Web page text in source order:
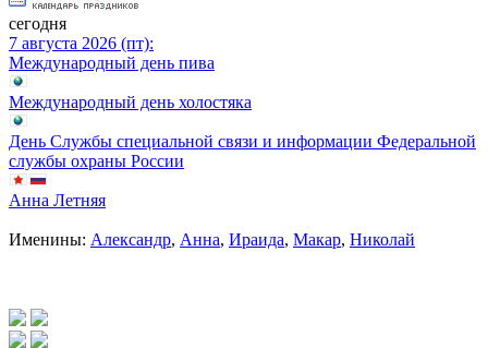
сегодня
7 августа 2026 (пт):
Международный день пива
Международный день холостяка
День Службы специальной связи и информации Федеральной
службы охраны России
Анна Летняя
Именины: Александр, Анна, Ираида, Макар, Николай